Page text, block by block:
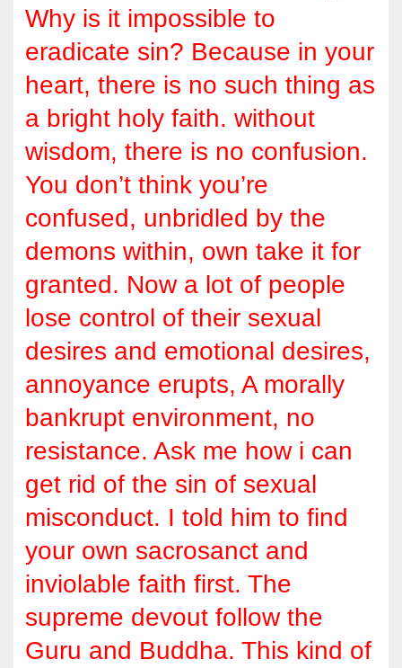
Why is it impossible to
eradicate sin? Because in your
heart, there is no such thing as
a bright holy faith. without
wisdom, there is no confusion.
You don’t think you’re
confused, unbridled by the
demons within, own take it for
granted. Now a lot of people
lose control of their sexual
desires and emotional desires,
annoyance erupts, A morally
bankrupt environment, no
resistance. Ask me how i can
get rid of the sin of sexual
misconduct. I told him to find
your own sacrosanct and
inviolable faith first. The
supreme devout follow the
Guru and Buddha. This kind of